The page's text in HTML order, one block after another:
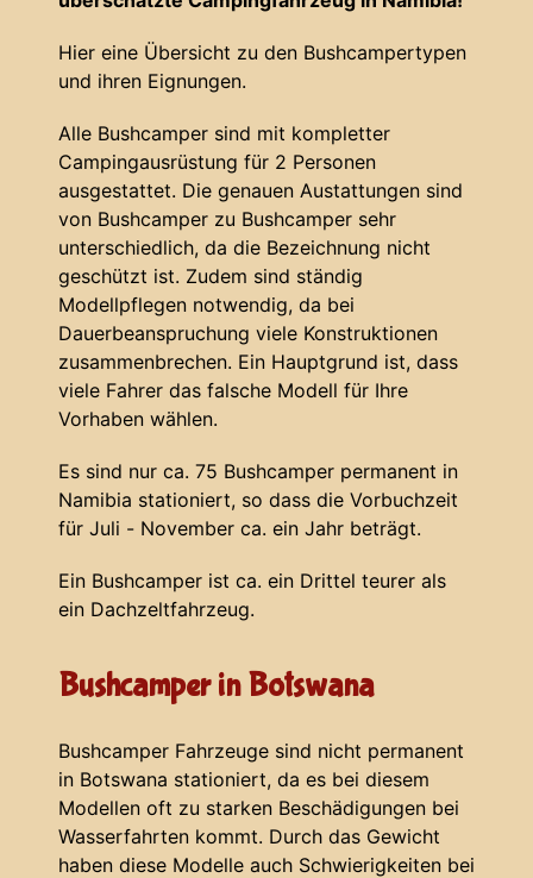
Hier eine Übersicht zu den Bushcampertypen
und ihren Eignungen.
Alle Bushcamper sind mit kompletter
Campingausrüstung für 2 Personen
ausgestattet. Die genauen Austattungen sind
von Bushcamper zu Bushcamper sehr
unterschiedlich, da die Bezeichnung nicht
geschützt ist. Zudem sind ständig
Modellpflegen notwendig, da bei
Dauerbeanspruchung viele Konstruktionen
zusammenbrechen. Ein Hauptgrund ist, dass
viele Fahrer das falsche Modell für Ihre
Vorhaben wählen.
Es sind nur ca. 75 Bushcamper permanent in
Namibia stationiert, so dass die Vorbuchzeit
für Juli - November ca. ein Jahr beträgt.
Ein Bushcamper ist ca. ein Drittel teurer als
ein Dachzeltfahrzeug.
Bushcamper in Botswana
Bushcamper Fahrzeuge sind nicht permanent
in Botswana stationiert, da es bei diesem
Modellen oft zu starken Beschädigungen bei
Wasserfahrten kommt. Durch das Gewicht
haben diese Modelle auch Schwierigkeiten bei